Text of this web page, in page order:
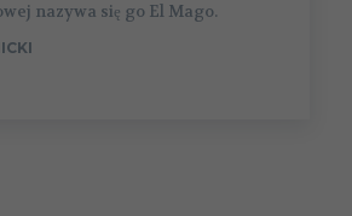
nazywa się go El Mago.